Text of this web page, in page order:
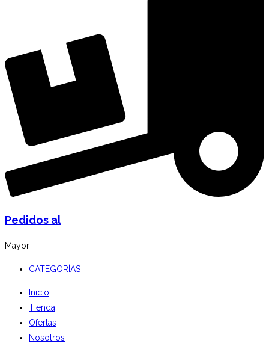
Pedidos al
Mayor
CATEGORÍAS
Inicio
Tienda
Ofertas
Nosotros